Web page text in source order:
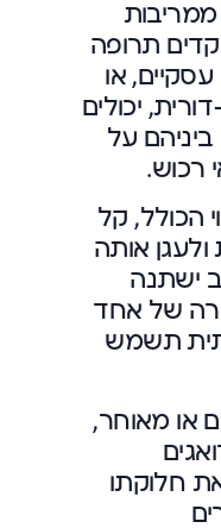
תרופה
או
יכולים
על
רכוש.
הכולל, קל
אותה
ישתנה
של אחד
תשמש
או מאוחר,
חלוקתו